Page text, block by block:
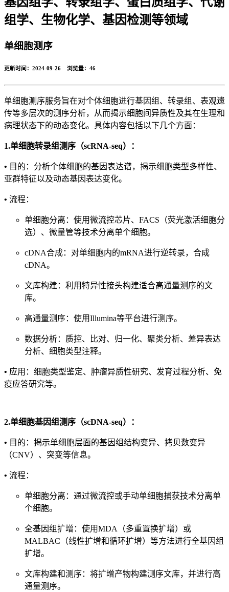
组学、生物化学、基因检测等领域
单细胞测序
更新时间：2024-09-26 浏览量： 46
单细胞测序服务旨在对个体细胞进行基因组、转录组、表观遗
传等多层次的测序分析，从而揭示细胞间异质性及其在生理和
病理状态下的动态变化。具体内容包括以下几个方面：
1.单细胞转录组测序（scRNA-seq）：
• 目的：分析个体细胞的基因表达谱，揭示细胞类型多样性、
亚群特征以及动态基因表达变化。
• 流程：
单细胞分离：使用微流控芯片、FACS（荧光激活细胞分
选）、微量管等技术分离单个细胞。
cDNA合成：对单细胞内的mRNA进行逆转录，合成
cDNA。
文库构建：利用特异性接头构建适合高通量测序的文
库。
高通量测序：使用Illumina等平台进行测序。
数据分析：质控、比对、归一化、聚类分析、差异表达
分析、细胞类型注释。
• 应用：细胞类型鉴定、肿瘤异质性研究、发育过程分析、免
疫应答研究等。
2.单细胞基因组测序（scDNA-seq）：
• 目的：揭示单细胞层面的基因组结构变异、拷贝数变异
（CNV）、突变等信息。
• 流程：
单细胞分离：通过微流控或手动单细胞捕获技术分离单
个细胞。
全基因组扩增：使用MDA（多重置换扩增）或
MALBAC（线性扩增和循环扩增）等方法进行全基因组
扩增。
文库构建和测序：将扩增产物构建测序文库，并进行高
通量测序。